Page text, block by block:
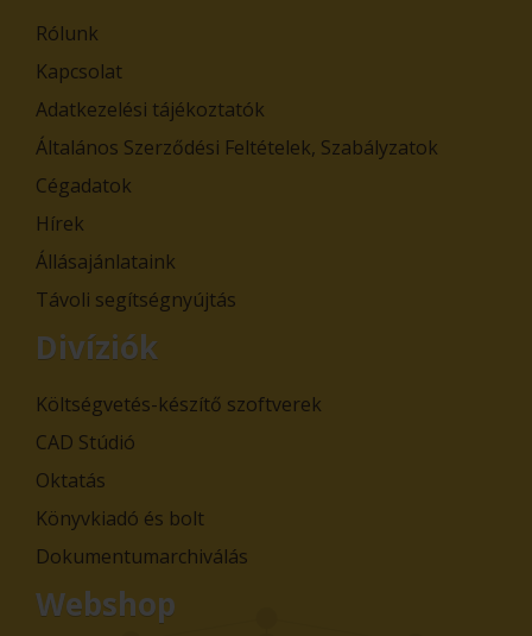
Rólunk
Kapcsolat
Adatkezelési tájékoztatók
Általános Szerződési Feltételek, Szabályzatok
Cégadatok
Hírek
Állásajánlataink
Távoli segítségnyújtás
Divíziók
Költségvetés-készítő szoftverek
CAD Stúdió
Oktatás
Könyvkiadó és bolt
Dokumentumarchiválás
Webshop